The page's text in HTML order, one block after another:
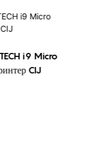
i9 Micro
CIJ